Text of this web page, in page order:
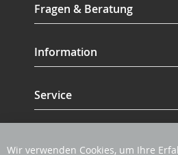
Fragen & Beratung
Information
Service
Wir verwenden Cookies, um Ihre